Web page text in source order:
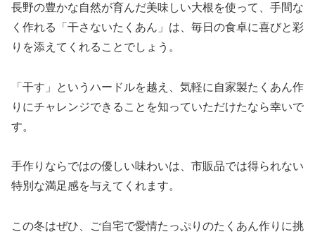
長野の豊かな自然が育んだ美味しい大根を使って、手間な
く作れる「干さないたくあん」は、毎日の食卓に喜びと彩
りを添えてくれることでしょう。
「干す」というハードルを越え、気軽に自家製たくあん作
りにチャレンジできることを知っていただけたなら幸いで
す。
手作りならではの優しい味わいは、市販品では得られない
特別な満足感を与えてくれます。
この冬はぜひ、ご自宅で愛情たっぷりのたくあん作りに挑